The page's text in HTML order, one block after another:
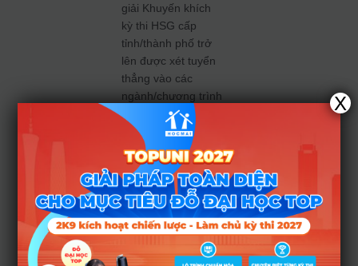
giải Khuyến khích
kỳ thi HSG cấp
tỉnh/thành phố trở
lên được xét tuyển
thẳng vào các
ngành/chương trình
đào tạo có môn đạt
giải nằm trong tổ
hợp xét tuyển đối
với ngành học đăng
ký. Riêng với thí
sinh đạt giải môn
Tin học sẽ được
tuyển thẳng vào tất
cả các
X